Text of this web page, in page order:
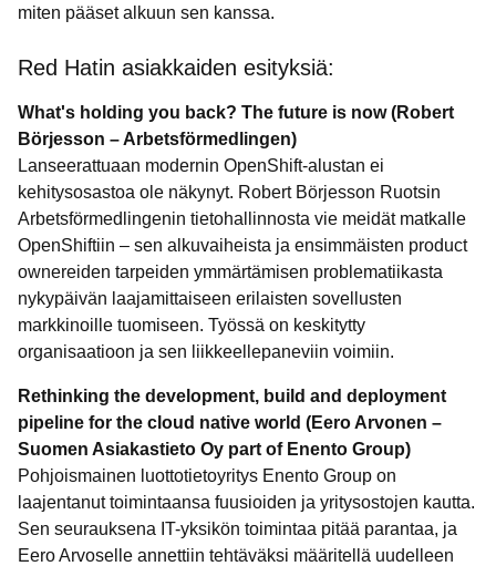
miten pääset alkuun sen kanssa.
Red Hatin asiakkaiden esityksiä:
What's holding you back? The future is now (Robert
Börjesson – Arbetsförmedlingen)
Lanseerattuaan modernin OpenShift-alustan ei
kehitysosastoa ole näkynyt. Robert Börjesson Ruotsin
Arbetsförmedlingenin tietohallinnosta vie meidät matkalle
OpenShiftiin – sen alkuvaiheista ja ensimmäisten product
ownereiden tarpeiden ymmärtämisen problematiikasta
nykypäivän laajamittaiseen erilaisten sovellusten
markkinoille tuomiseen. Työssä on keskitytty
organisaatioon ja sen liikkeellepaneviin voimiin.
Rethinking the development, build and deployment
pipeline for the cloud native world (Eero Arvonen –
Suomen Asiakastieto Oy part of Enento Group)
Pohjoismainen luottotietoyritys Enento Group on
laajentanut toimintaansa fuusioiden ja yritysostojen kautta.
Sen seurauksena IT-yksikön toimintaa pitää parantaa, ja
Eero Arvoselle annettiin tehtäväksi määritellä uudelleen